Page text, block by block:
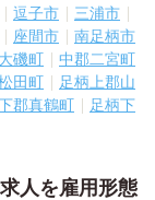
逗子市
三浦市
座間市
南足柄市
磯町
中郡二宮町
田町
足柄上郡山
郡真鶴町
足柄下
人を雇用形態